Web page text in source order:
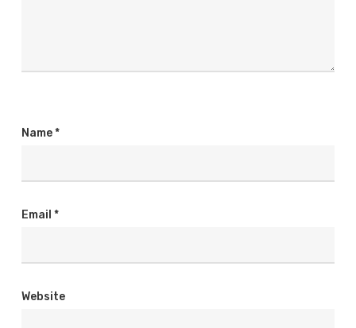
Name*
Email *
Website